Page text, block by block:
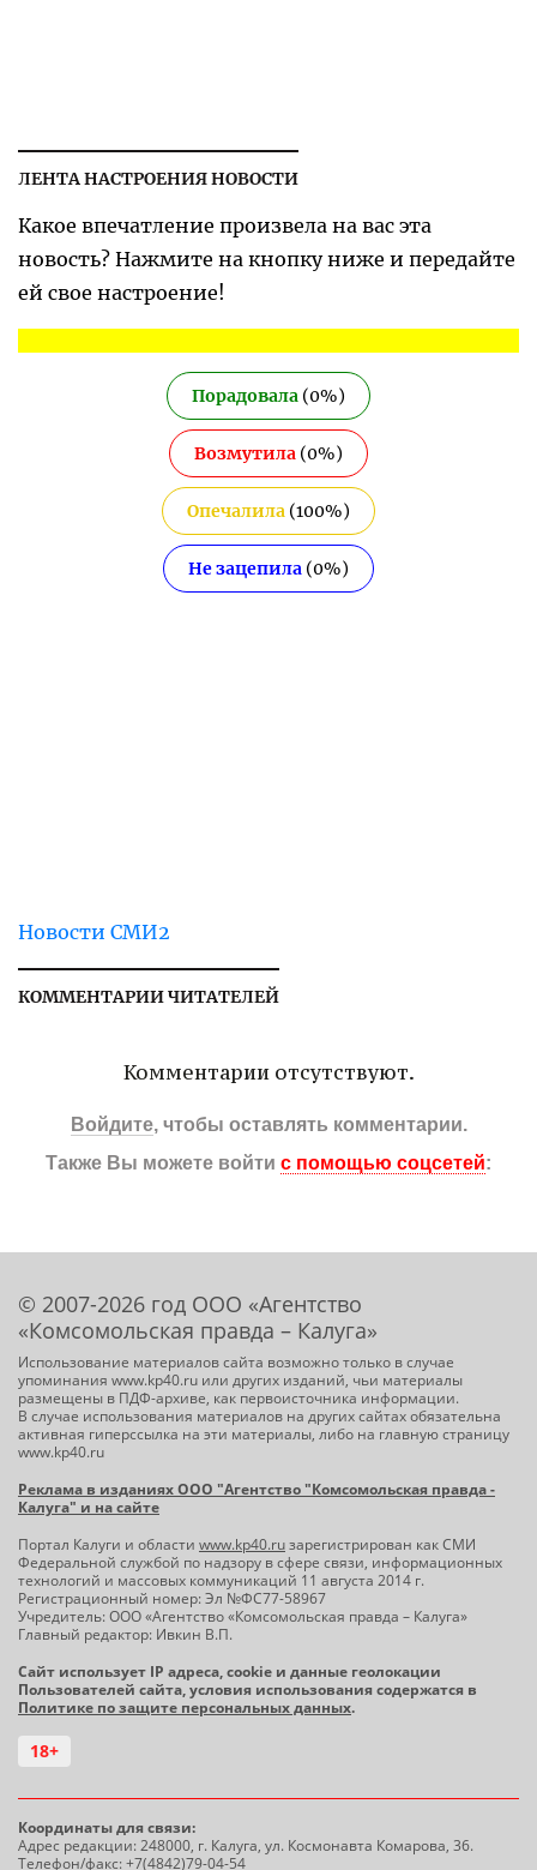
ЛЕНТА НАСТРОЕНИЯ НОВОСТИ
Какое впечатление произвела на вас эта
новость? Нажмите на кнопку ниже и передайте
ей свое настроение!
Порадовала (0%)
Возмутила (0%)
Опечалила (100%)
Не зацепила (0%)
Новости СМИ2
КОММЕНТАРИИ ЧИТАТЕЛЕЙ
Комментарии отсутствуют.
Войдите, чтобы оставлять комментарии.
Также Вы можете войти с помощью соцсетей:
© 2007-2026 год ООО «Агентство
«Комсомольская правда – Калуга»
Использование материалов сайта возможно только в случае
упоминания www.kp40.ru или других изданий, чьи материалы
размещены в ПДФ-архиве, как первоисточника информации.
В случае использования материалов на других сайтах обязательна
активная гиперссылка на эти материалы, либо на главную страницу
www.kp40.ru
Реклама в изданиях ООО "Агентство "Комсомольская правда -
Калуга" и на сайте
Портал Калуги и области www.kp40.ruзарегистрирован как СМИ
Федеральной службой по надзору в сфере связи, информационных
технологий и массовых коммуникаций 11 августа 2014 г.
Регистрационный номер: Эл №ФС77-58967
Учредитель: ООО «Агентство «Комсомольская правда – Калуга»
Главный редактор: Ивкин В.П.
Сайт использует IP адреса, cookie и данные геолокации
Пользователей сайта, условия использования содержатся в
Политике по защите персональных данных.
18+
Координаты для связи:
Адрес редакции: 248000, г. Калуга, ул. Космонавта Комарова, 36.
Телефон/факс: +7(4842)79-04-54